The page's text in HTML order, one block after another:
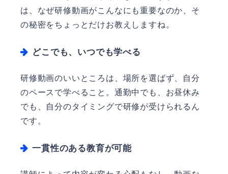
は、なぜ研修動画がこんなにも重要なのか、そ
の秘密をちょっとだけお教えしますね。
どこでも、いつでも学べる
研修動画のいいところは、場所を選ばず、自分
のペースで学べること。通勤中でも、お昼休み
でも、自分のタイミングで研修が受けられるん
です。
一貫性のある教育が可能